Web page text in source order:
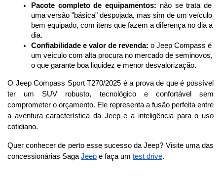
Pacote completo de equipamentos: não se trata de
uma versão "básica" despojada, mas sim de um veículo
bem equipado, com itens que fazem a diferença no dia a
dia.
Confiabilidade e valor de revenda: o Jeep Compass é
um veículo com alta procura no mercado de seminovos,
o que garante boa liquidez e menor desvalorização.
O Jeep Compass Sport T270/2025 é a prova de que é possível
ter um SUV robusto, tecnológico e confortável sem
comprometer o orçamento. Ele representa a fusão perfeita entre
a aventura característica da Jeep e a inteligência para o uso
cotidiano.
Quer conhecer de perto esse sucesso da Jeep? Visite uma das
concessionárias Saga Jeep e faça um test drive.